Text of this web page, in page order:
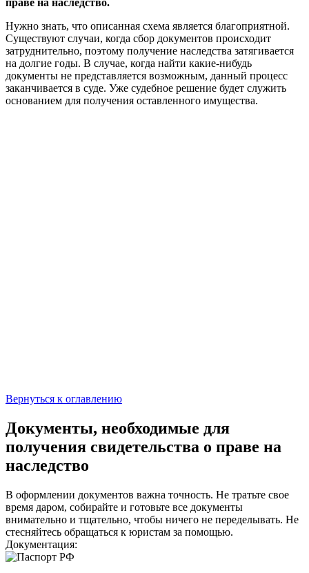
Нужно знать, что описанная схема является благоприятной.
Существуют случаи, когда сбор документов происходит
затруднительно, поэтому получение наследства затягивается
на долгие годы. В случае, когда найти какие-нибудь
документы не представляется возможным, данный процесс
заканчивается в суде. Уже судебное решение будет служить
основанием для получения оставленного имущества.
Вернуться к оглавлению
Документы, необходимые для
получения свидетельства о праве на
наследство
В оформлении документов важна точность. Не тратьте свое
время даром, собирайте и готовьте все документы
внимательно и тщательно, чтобы ничего не переделывать. Не
стесняйтесь обращаться к юристам за помощью.
Документация: